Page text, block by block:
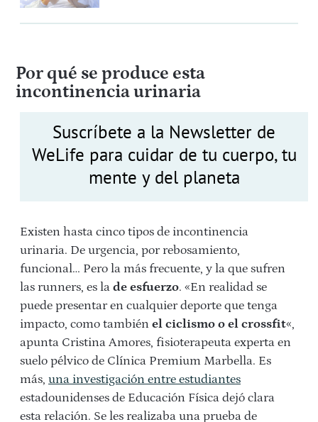
Por qué se produce esta
incontinencia urinaria
Suscríbete a la Newsletter de
WeLife para cuidar de tu cuerpo, tu
mente y del planeta
Existen hasta cinco tipos de incontinencia
urinaria. De urgencia, por rebosamiento,
funcional… Pero la más frecuente, y la que sufren
las runners, es la de esfuerzo. «En realidad se
puede presentar en cualquier deporte que tenga
impacto, como también el ciclismo o el crossfit«,
apunta Cristina Amores, fisioterapeuta experta en
suelo pélvico de Clínica Premium Marbella. Es
más, una investigación entre estudiantes
estadounidenses de Educación Física dejó clara
esta relación. Se les realizaba una prueba de